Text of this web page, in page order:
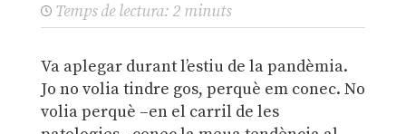
Temps de lectura: 2 minuts
Va aplegar durant l’estiu de la pandèmia.
Jo no volia tindre gos, perquè em conec. No
volia perquè –en el carril de les